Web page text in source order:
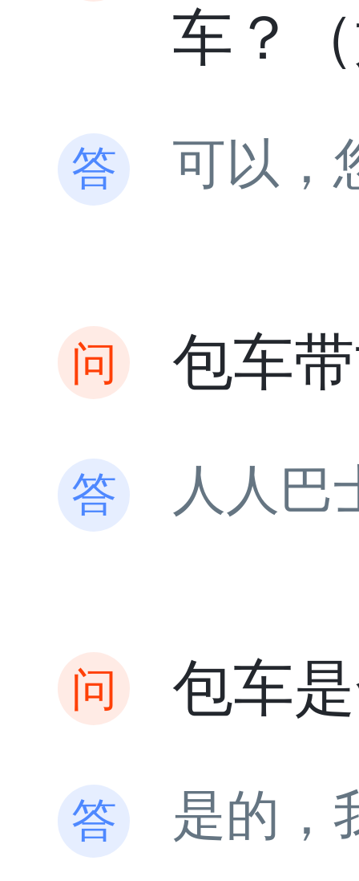
车？
可以，
包车
人人巴
包车
是的，